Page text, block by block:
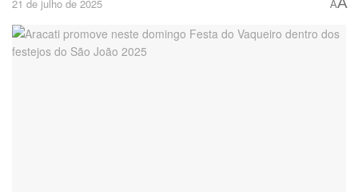
21 de julho de 2025 A